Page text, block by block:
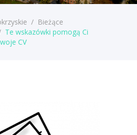
/ Bieżące
Te wskazówki pomogą Ci
CV